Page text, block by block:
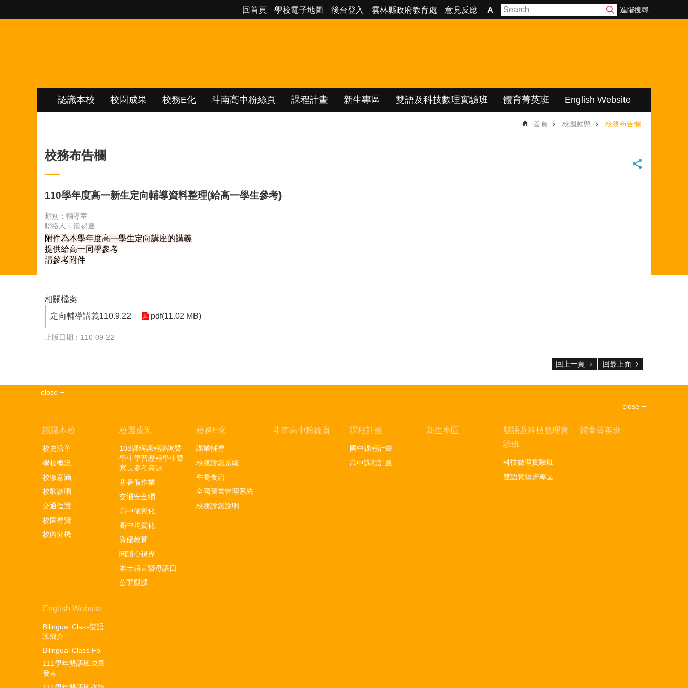
回首頁 學校電子地圖 後台登入 雲林縣政府教育處 意見反應 進階搜尋
認識本校 校園成果 校務E化 斗南高中粉絲頁 課程計畫 新生專區 雙語及科技數理實驗班 體育菁英班 English Website
首頁 校園動態 校務布告欄
校務布告欄
110學年度高一新生定向輔導資料整理(給高一學生參考)
類別：輔導室
聯絡人：鍾易達
附件為本學年度高一學生定向講座的講義
提供給高一同學參考
請參考附件
相關檔案
定向輔導講義110.9.22
pdf(11.02 MB)
上版日期：110-09-22
回上一頁 回最上面
close
close
認識本校
校史沿革
學校概況
校徽意涵
校歌詠唱
交通位置
校園導覽
校內分機
校園成果
108課綱課程諮詢暨
學生學習歷程學生暨
家長參考資源
寒暑假作業
交通安全網
高中優質化
高中均質化
資優教育
閱讀心視界
本土語言暨母語日
公開觀課
校務E化
課業輔導
校務評鑑系統
午餐食譜
全國圖書管理系統
校務評鑑說明
斗南高中粉絲頁 課程計畫
國中課程計畫
高中課程計畫
新生專區
雙語及科技數理實
驗班
科技數理實驗班
雙語實驗班專區
體育菁英班
English Website
Bilingual Class雙語
班簡介
Bilingual Class Fb
111學年雙語班成果
發表